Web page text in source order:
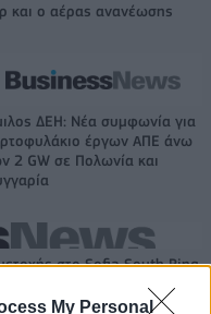
My Personal
και ο αέρας ανανέωσης
ΔΕΗ: Νέα συμφωνία για
έργων ΑΠΕ άνω
2 GW σε Πολωνία και
στο Sofia South Ring